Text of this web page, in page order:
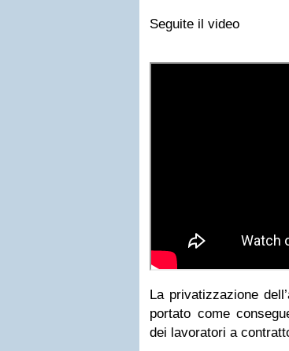
Seguite il video
La privatizzazione
portato come
dei lavoratori a